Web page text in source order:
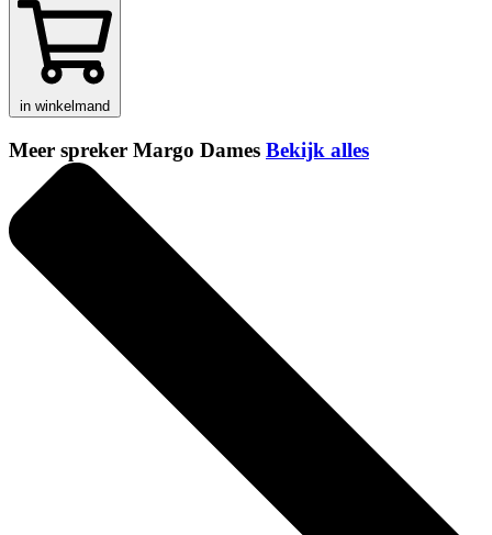
in winkelmand
Meer spreker Margo Dames Bekijk alles